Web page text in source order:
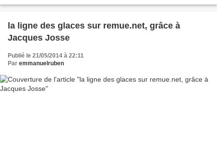
la ligne des glaces sur remue.net, grâce à
Jacques Josse
Publié le 21/05/2014 à 22:11
Par emmanuelruben